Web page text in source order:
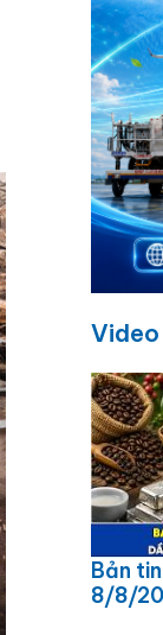
Video
Bản
8/8/